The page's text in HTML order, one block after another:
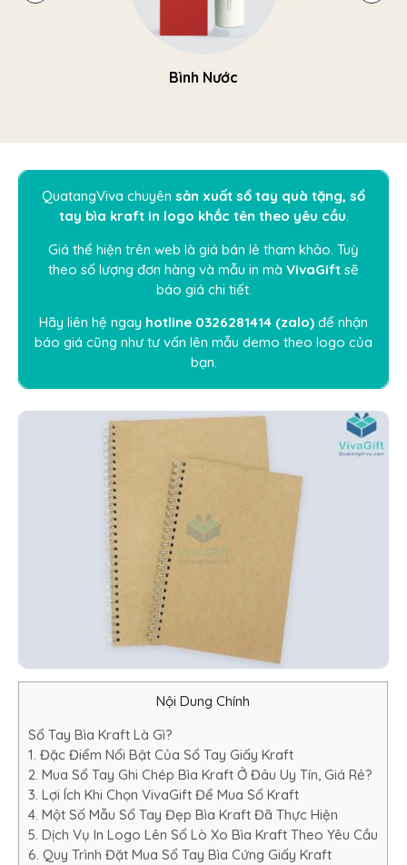
Bình Nước
QuatangViva chuyên sản xuất sổ tay quà tặng, sổ
tay bìa kraft in logo khắc tên theo yêu cầu.
Giá thể hiện trên web là giá bán lẻ tham khảo. Tuỳ
theo số lượng đơn hàng và mẫu in mà VivaGift sẽ
báo giá chi tiết.
Hãy liên hệ ngay hotline 0326281414 (zalo) để nhận
báo giá cũng như tư vấn lên mẫu demo theo logo của
bạn.
Nội Dung Chính
Sổ Tay Bìa Kraft Là Gì?
1. Đặc Điểm Nổi Bật Của Sổ Tay Giấy Kraft
2. Mua Sổ Tay Ghi Chép Bìa Kraft Ở Đâu Uy Tín, Giá Rẻ?
3. Lợi Ích Khi Chọn VivaGift Để Mua Sổ Kraft
4. Một Số Mẫu Sổ Tay Đẹp Bìa Kraft Đã Thực Hiện
5. Dịch Vụ In Logo Lên Sổ Lò Xo Bìa Kraft Theo Yêu Cầu
6. Quy Trình Đặt Mua Sổ Tay Bìa Cứng Giấy Kraft